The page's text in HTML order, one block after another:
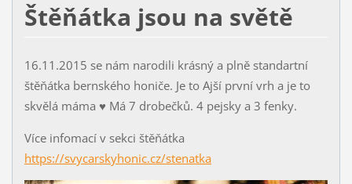
Štěňátka jsou na světě
16.11.2015 se nám narodili krásný a plně standartní
štěňátka bernského honiče. Je to Ajší první vrh a je to
skvělá máma ♥ Má 7 drobečků. 4 pejsky a 3 fenky.
Více infomací v sekci štěňátka
https://svycarskyhonic.cz/stenatka